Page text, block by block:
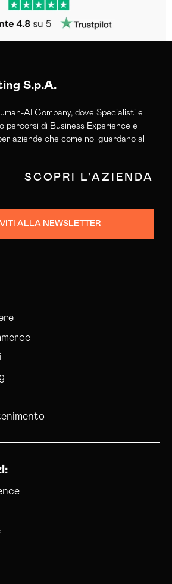
S.p.A.
AI Company, dove Specialisti e
percorsi di Business Experience e
aziende che come noi guardano al
SCOPRI L'AZIENDA
ALLA NEWSLETTER